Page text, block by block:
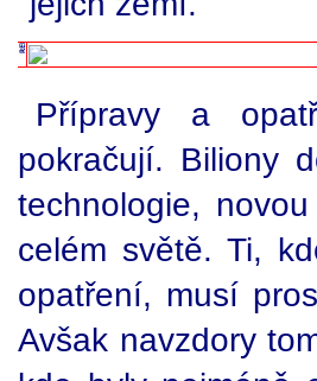
Přípravy a
pokračují. Biliony
technologie,
celém světě. Ti,
opatření, musí
Avšak navzdory